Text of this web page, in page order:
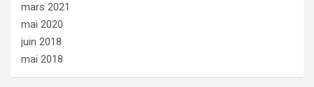
mars 2021
mai 2020
juin 2018
mai 2018